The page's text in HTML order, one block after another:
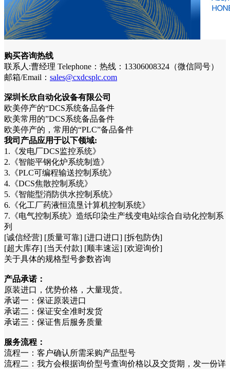
购买咨询热线
联系人:曹经理 Telephone：热线：13306008324（微信同号）
邮箱/Email： sales@cxdcsplc.com
深圳长欣自动化设备有限公司
欧美停产的“DCS系统备品备件
欧美常用的”DCS系统备品备件
欧美停产的，常用的“PLC”备品备件
我司产品应用于以下领域:
1.《发电厂DCS监控系统》
2.《智能平钢化炉系统制造》
3.《PLC可编程输送控制系统》
4.《DCS焦散控制系统》
5.《智能型消防供水控制系统》
6.《化工厂药液恒流垦计算机控制系统》
7.《电气控制系统》造纸印染生产线变电站综合自动化控制系
列
[诚信经营] [质量可靠] [进口进口] [拆包防伪]
[超大库存] [当天付款] [顺丰速运] [欢迎询价]
关于具体的规格型号参数咨询
产品承诺：
原装进口，优势价格，大量现货。
承诺一：保证原装进口
承诺二：保证安全准时发货
承诺三：保证售后服务质量
服务流程：
流程一：客户确认所需采购产品型号
流程二：我方会根据询价型号查询价格以及交货期，发一份详